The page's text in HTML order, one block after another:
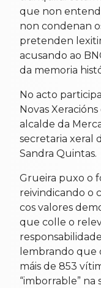
que non
non condenan
pretenden
acusando ao
da memoria
No acto
Novas
alcalde da
secretaria xeral
Sandra Quintas.
Grueira puxo o
reivindicando o
cos valores
que colle o
lembrando que
máis de 853
“imborrable” na